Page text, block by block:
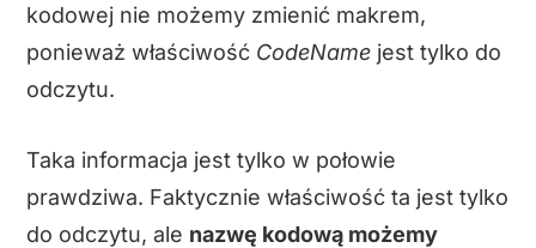
kodowej nie możemy zmienić makrem,
ponieważ właściwość CodeName jest tylko do
odczytu.
Taka informacja jest tylko w połowie
prawdziwa. Faktycznie właściwość ta jest tylko
do odczytu, ale nazwę kodową możemy